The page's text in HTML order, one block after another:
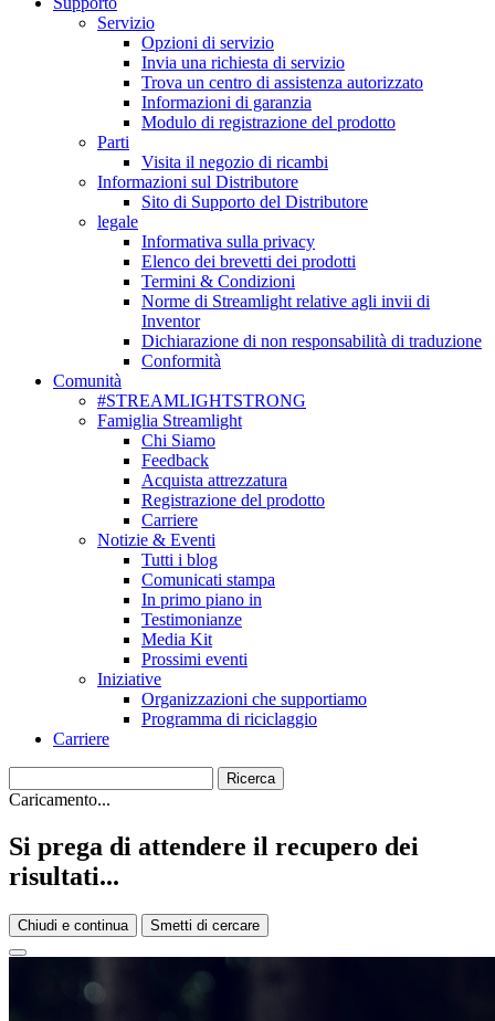
Servizio
Opzioni di servizio
Invia una richiesta di servizio
Trova un centro di assistenza autorizzato
Informazioni di garanzia
Modulo di registrazione del prodotto
Parti
Visita il negozio di ricambi
Informazioni sul Distributore
Sito di Supporto del Distributore
legale
Informativa sulla privacy
Elenco dei brevetti dei prodotti
Termini & Condizioni
Norme di Streamlight relative agli invii di
Inventor
Dichiarazione di non responsabilità di traduzione
Conformità
Comunità
#STREAMLIGHTSTRONG
Famiglia Streamlight
Chi Siamo
Feedback
Acquista attrezzatura
Registrazione del prodotto
Carriere
Notizie & Eventi
Tutti i blog
Comunicati stampa
In primo piano in
Testimonianze
Media Kit
Prossimi eventi
Iniziative
Organizzazioni che supportiamo
Programma di riciclaggio
Carriere
Caricamento...
Si prega di attendere il recupero dei
risultati...
Chiudi e continua Smetti di cercare